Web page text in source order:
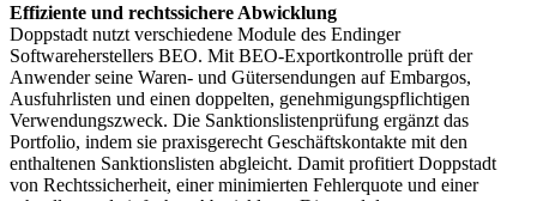
Effiziente und rechtssichere Abwicklung
Doppstadt nutzt verschiedene Module des Endinger
Softwareherstellers BEO. Mit BEO-Exportkontrolle prüft der
Anwender seine Waren- und Gütersendungen auf Embargos,
Ausfuhrlisten und einen doppelten, genehmigungspflichtigen
Verwendungszweck. Die Sanktionslistenprüfung ergänzt das
Portfolio, indem sie praxisgerecht Geschäftskontakte mit den
enthaltenen Sanktionslisten abgleicht. Damit profitiert Doppstadt
von Rechtssicherheit, einer minimierten Fehlerquote und einer